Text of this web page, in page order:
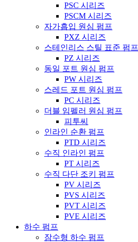
PSC 시리즈
PSCM 시리즈
자가흡입 원심 펌프
PXZ 시리즈
스테인리스 스틸 표준 펌프
PZ 시리즈
동일 포트 원심 펌프
PW 시리즈
스레드 포트 원심 펌프
PC 시리즈
더블 임펠러 원심 펌프
피투씨
인라인 순환 펌프
PTD 시리즈
수직 인라인 펌프
PT 시리즈
수직 다단 조키 펌프
PV 시리즈
PVS 시리즈
PVT 시리즈
PVE 시리즈
하수 펌프
잠수형 하수 펌프